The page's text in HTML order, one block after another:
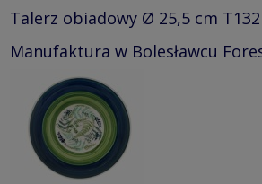
Talerz obiadowy Ø 25,5 cm T132
Manufaktura w Bolesławcu